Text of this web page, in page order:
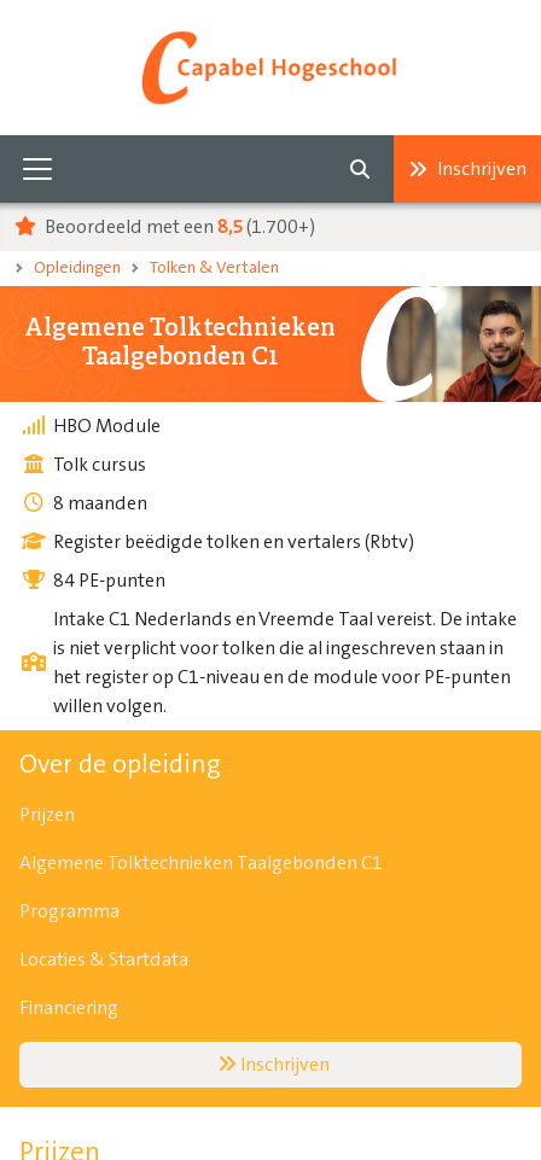
Inschrijven
Beoordeeld met een 8,5(1.700+)
Opleidingen Tolken & Vertalen
Algemene Tolktechnieken
Taalgebonden C1
HBO Module
Tolk cursus
8 maanden
Register beëdigde tolken en vertalers (Rbtv)
84 PE-punten
Intake C1 Nederlands en Vreemde Taal vereist. De intake
is niet verplicht voor tolken die al ingeschreven staan in
het register op C1-niveau en de module voor PE-punten
willen volgen.
Over de opleiding
Prijzen
Algemene Tolktechnieken Taalgebonden C1
Programma
Locaties & Startdata
Financiering
Inschrijven
Prijzen